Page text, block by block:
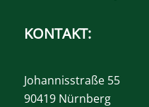
KONTAKT:
Johannisstraße 55
90419 Nürnberg